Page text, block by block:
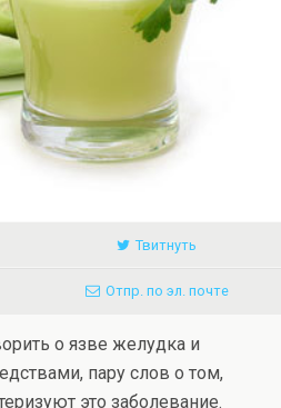
Твитнуть
Отпр. по эл. почте
о язве желудка и
пару слов о том,
это заболевание.